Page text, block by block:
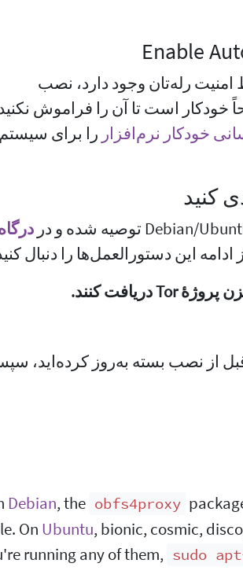
رله‌تان وجود دارد، نصب
خودکار است تا آن را فراموش
خودکار نرم‌افزار
را برای
این دستورالعمل‌ها را دنبال
از نصب بسته به‌روز کرده‌اید،
Debian, the obfs4proxy
On Ubuntu, bionic, cosmic,
running any of them, sudo